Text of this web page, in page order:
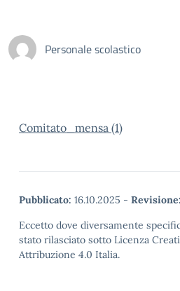
Personale scolastico
Comitato_mensa (1)
Pubblicato: 16.10.2025 - Revisione:
Eccetto dove diversamente
stato rilasciato sotto Licenza
Attribuzione 4.0 Italia.